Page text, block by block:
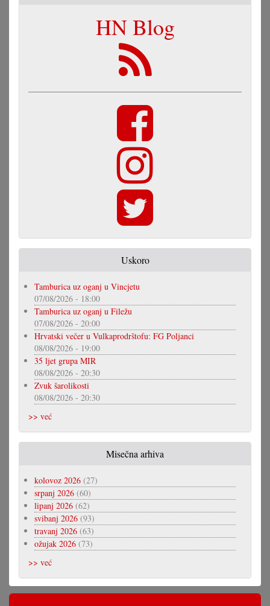
HN Blog
Uskoro
Tamburica uz oganj u Vincjetu
07/08/2026 - 18:00
Tamburica uz oganj u Filežu
07/08/2026 - 20:00
Hrvatski večer u Vulkaprodrštofu: FG Poljanci
08/08/2026 - 19:00
35 ljet grupa MIR
08/08/2026 - 20:30
Zvuk šarolikosti
08/08/2026 - 20:30
>> već
Misečna arhiva
kolovoz 2026 (27)
srpanj 2026 (60)
lipanj 2026 (62)
svibanj 2026 (93)
travanj 2026 (63)
ožujak 2026 (73)
>> već